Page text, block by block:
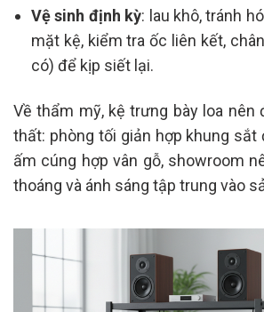
Vệ sinh định kỳ: lau khô, tránh
mặt kệ, kiểm tra ốc liên kết,
có) để kịp siết lại.
Về thẩm mỹ, kệ trưng bày loa nên
thất: phòng tối giản hợp khung sắt
ấm cúng hợp vân gỗ, showroom
thoáng và ánh sáng tập trung vào